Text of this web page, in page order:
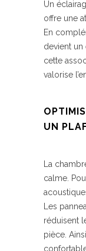
Un
offre une
En
devient un
cette
valorise
UN
La
calme.
Les
réduisent
pièce.